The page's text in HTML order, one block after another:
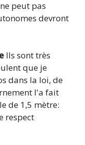
peut pas
devront
Ils sont très
que je
dans la loi, de
l'a fait
de 1,5 mètre:
respect